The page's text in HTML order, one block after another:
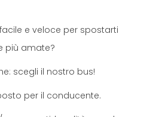
e veloce per spostarti
più amate?
scegli il nostro bus!
per il conducente.